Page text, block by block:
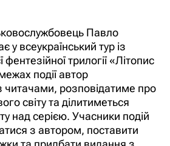
Павло
у всеукраїнський тур із
трилогії «Літопис
події автор
читачами, розповідатиме про
світу та ділитиметься
над серією. Учасники подій
з автором, поставити